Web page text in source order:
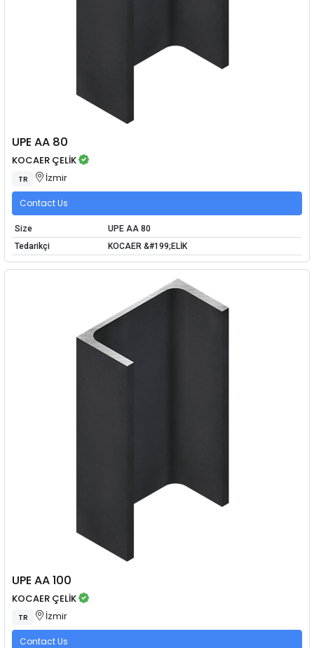
UPE AA 80
KOCAER ÇELİK
TR İzmir
Contact Us
Size
UPE AA 80
Tedarikçi
KOCAER &#199;ELİK
UPE AA 100
KOCAER ÇELİK
TR İzmir
Contact Us